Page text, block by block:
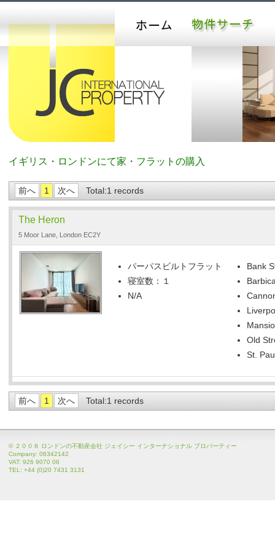
イギリス・ロンドンにて家・フラットの購入
前へ 1 次へ Total:1 records
The Heron
5 Moor Lane, London EC2Y
パーパスビルトフラット
寝室数：１
N/A
Bank
Old
St.
前へ 1 次へ Total:1 records
© ２００８ ロンドンの不動産会社 ジェイシー インターナショナル プロパーティー
Company: 06342142
VAT: 926 9070 06
TEL: +44 (0)20 7431 3131